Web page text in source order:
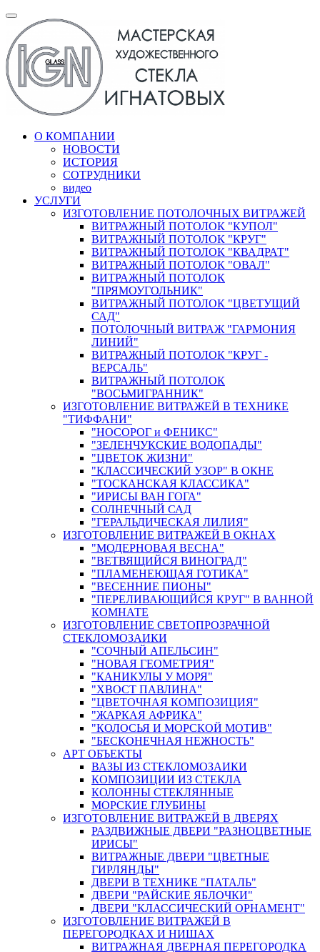
О КОМПАНИИ
НОВОСТИ
ИСТОРИЯ
СОТРУДНИКИ
видео
УСЛУГИ
ИЗГОТОВЛЕНИЕ ПОТОЛОЧНЫХ ВИТРАЖЕЙ
ВИТРАЖНЫЙ ПОТОЛОК "КУПОЛ"
ВИТРАЖНЫЙ ПОТОЛОК "КРУГ"
ВИТРАЖНЫЙ ПОТОЛОК "КВАДРАТ"
ВИТРАЖНЫЙ ПОТОЛОК "ОВАЛ"
ВИТРАЖНЫЙ ПОТОЛОК
"ПРЯМОУГОЛЬНИК"
ВИТРАЖНЫЙ ПОТОЛОК "ЦВЕТУЩИЙ
САД"
ПОТОЛОЧНЫЙ ВИТРАЖ "ГАРМОНИЯ
ЛИНИЙ"
ВИТРАЖНЫЙ ПОТОЛОК "КРУГ -
ВЕРСАЛЬ"
ВИТРАЖНЫЙ ПОТОЛОК
"ВОСЬМИГРАННИК"
ИЗГОТОВЛЕНИЕ ВИТРАЖЕЙ В ТЕХНИКЕ
"ТИФФАНИ"
"НОСОРОГ и ФЕНИКС"
"ЗЕЛЕНЧУКСКИЕ ВОДОПАДЫ"
"ЦВЕТОК ЖИЗНИ"
"КЛАССИЧЕСКИЙ УЗОР" В ОКНЕ
"ТОСКАНСКАЯ КЛАССИКА"
"ИРИСЫ ВАН ГОГА"
СОЛНЕЧНЫЙ САД
"ГЕРАЛЬДИЧЕСКАЯ ЛИЛИЯ"
ИЗГОТОВЛЕНИЕ ВИТРАЖЕЙ В ОКНАХ
"МОДЕРНОВАЯ ВЕСНА"
"ВЕТВЯЩИЙСЯ ВИНОГРАД"
"ПЛАМЕНЕЮЩАЯ ГОТИКА"
"ВЕСЕННИЕ ПИОНЫ"
"ПЕРЕЛИВАЮЩИЙСЯ КРУГ" В ВАННОЙ
КОМНАТЕ
ИЗГОТОВЛЕНИЕ СВЕТОПРОЗРАЧНОЙ
СТЕКЛОМОЗАИКИ
"СОЧНЫЙ АПЕЛЬСИН"
"НОВАЯ ГЕОМЕТРИЯ"
"КАНИКУЛЫ У МОРЯ"
"ХВОСТ ПАВЛИНА"
"ЦВЕТОЧНАЯ КОМПОЗИЦИЯ"
"ЖАРКАЯ АФРИКА"
"КОЛОСЬЯ И МОРСКОЙ МОТИВ"
"БЕСКОНЕЧНАЯ НЕЖНОСТЬ"
АРТ ОБЪЕКТЫ
ВАЗЫ ИЗ СТЕКЛОМОЗАИКИ
КОМПОЗИЦИИ ИЗ СТЕКЛА
КОЛОННЫ СТЕКЛЯННЫЕ
МОРСКИЕ ГЛУБИНЫ
ИЗГОТОВЛЕНИЕ ВИТРАЖЕЙ В ДВЕРЯХ
РАЗДВИЖНЫЕ ДВЕРИ "РАЗНОЦВЕТНЫЕ
ИРИСЫ"
ВИТРАЖНЫЕ ДВЕРИ "ЦВЕТНЫЕ
ГИРЛЯНДЫ"
ДВЕРИ В ТЕХНИКЕ "ПАТАЛЬ"
ДВЕРИ "РАЙСКИЕ ЯБЛОЧКИ"
ДВЕРИ "КЛАССИЧЕСКИЙ ОРНАМЕНТ"
ИЗГОТОВЛЕНИЕ ВИТРАЖЕЙ В
ПЕРЕГОРОДКАХ И НИШАХ
ВИТРАЖНАЯ ДВЕРНАЯ ПЕРЕГОРОДКА